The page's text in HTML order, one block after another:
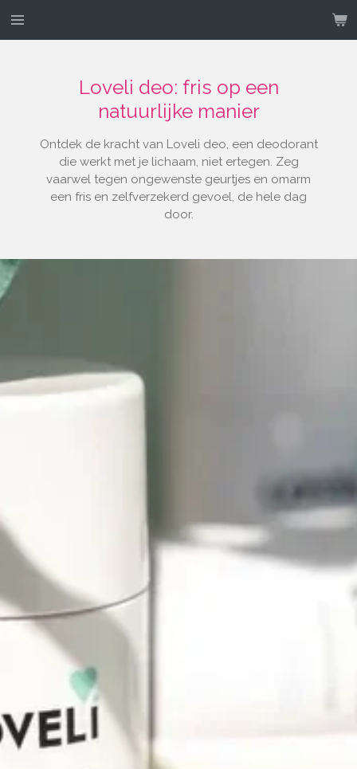
Ga
Loveli deo: fris op een
natuurlijke manier
Ontdek de kracht van Loveli deo, een deodorant
die werkt met je lichaam, niet ertegen. Zeg
vaarwel tegen ongewenste geurtjes en omarm
een fris en zelfverzekerd gevoel, de hele dag
door.